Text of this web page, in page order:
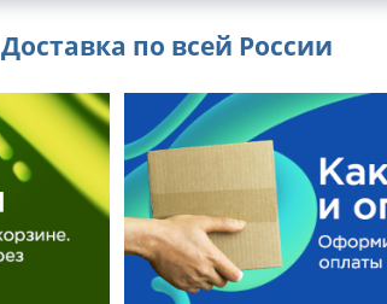
Доставка по всей России